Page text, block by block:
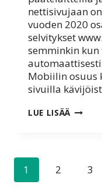
nettisivujaan
vuoden 2020
selvitykset
semminkin
Mobiilin osuus
sivuilla
LUE LISÄÄ TOP‑5
1 2 3